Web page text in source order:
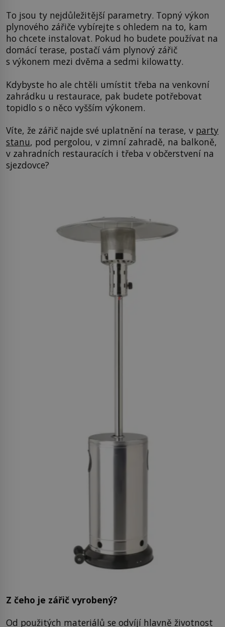
To jsou ty nejdůležitější parametry. Topný výkon
plynového zářiče vybírejte s ohledem na to, kam
ho chcete instalovat. Pokud ho budete používat na
domácí terase, postačí vám plynový zářič
s výkonem mezi dvěma a sedmi kilowatty.
Kdybyste ho ale chtěli umístit třeba na venkovní
zahrádku u restaurace, pak budete potřebovat
topidlo s o něco vyšším výkonem.
Víte, že zářič najde své uplatnění na terase, v party
stanu, pod pergolou, v zimní zahradě, na balkoně,
v zahradních restauracích i třeba v občerstvení na
sjezdovce?
Z čeho je zářič vyrobený?
Od použitých materiálů se odvíjí hlavně životnost